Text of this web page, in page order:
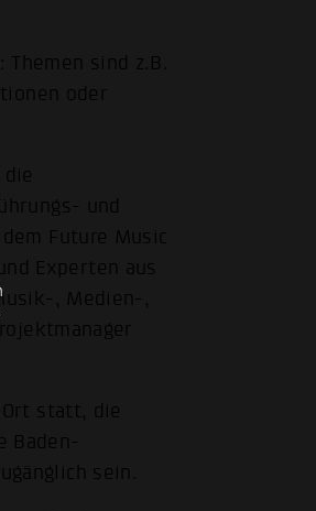
Themen sind z.B.
oder
und
Future Music
Experten aus
, Medien-,
statt, die
Baden-
sein.